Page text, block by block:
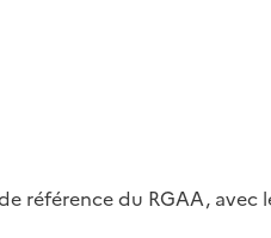
référence du RGAA, avec